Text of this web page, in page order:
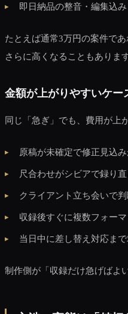
即日納品の整音・編集込
たとえば通常3万円の案件で
さらに高くなることもあります
金額が上がりやすいケー
同じ「急ぎ」でも、費用が上
原稿が未確定で修正見込
尺合わせがシビアで録り
クライアント立ち会いで
収録後すぐに複数フォー
当日中に差し替え対応ま
制作側が「収録だけ急げばよ